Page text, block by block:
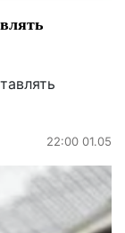
22:00 01.05